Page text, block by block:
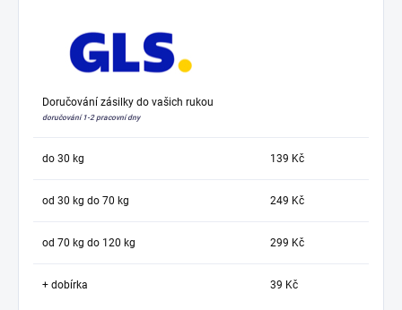
Doručování zásilky do vašich rukou
doručování 1-2 pracovní dny
do 30 kg 139 Kč
od 30 kg do 70 kg 249 Kč
od 70 kg do 120 kg 299 Kč
+ dobírka 39 Kč